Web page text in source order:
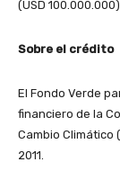
(USD
Sobre el crédito
El Fondo Verde
financiero de la
Cambio Climático
2011.